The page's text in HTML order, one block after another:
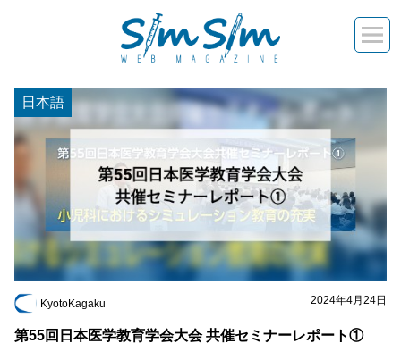
“2024年4月”の記事一覧
日本語
KyotoKagaku 2024年4月24日
第55回日本医学教育学会大会 共催セミナーレポート①